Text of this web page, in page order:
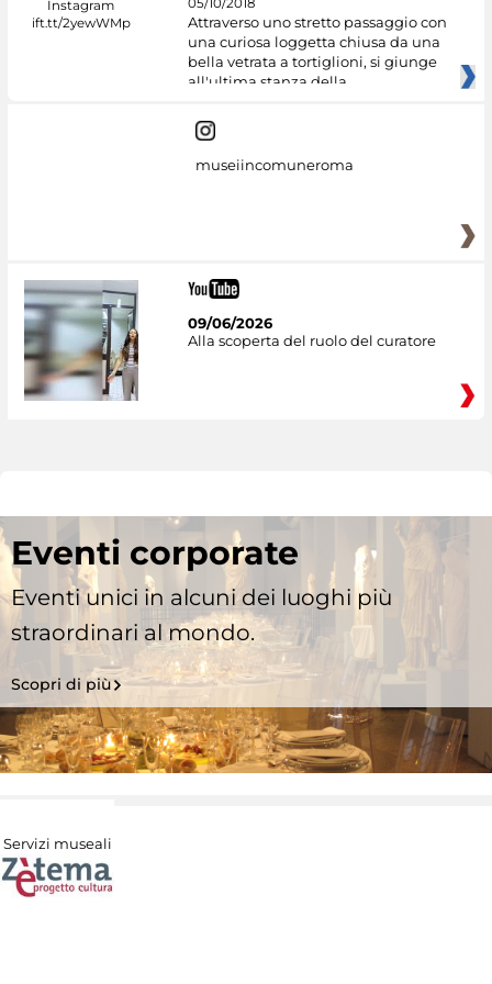
05/10/2018
Attraverso uno stretto passaggio con
una curiosa loggetta chiusa da una
bella vetrata a tortiglioni, si giunge
all'ultima stanza della
museiincomuneroma
09/06/2026
Alla scoperta del ruolo del curatore
Eventi corporate
Eventi unici in alcuni dei luoghi più
straordinari al mondo.
Scopri di più
Servizi museali